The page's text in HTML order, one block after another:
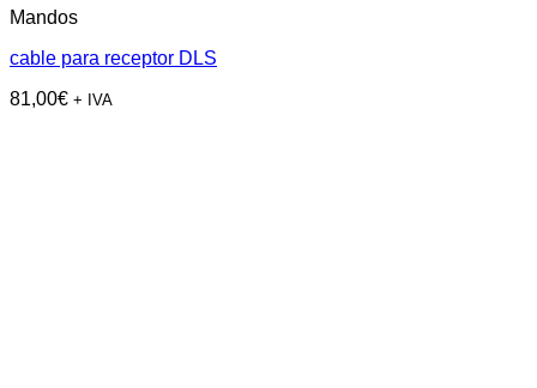
Mandos
cable para receptor DLS
81,00€ + IVA